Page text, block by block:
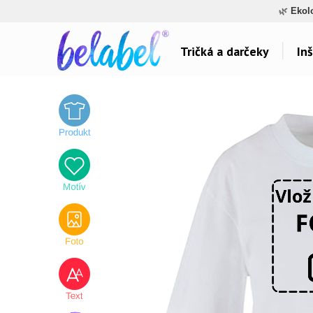
🌿
Tričká a darčeky
Dárky pro..
Dárky pro maminku
Dárky pro ségru
Dárky pro tátu
Dárky pro bráchu
Dárky pro partnera
Dárky pro partnerku
Šport a auta
Hlášky